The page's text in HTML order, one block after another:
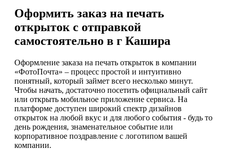
Оформить заказ на печать
открыток с отправкой
самостоятельно в г Кашира
Оформление заказа на печать открыток в компании
«ФотоПочта» – процесс простой и интуитивно
понятный, который займет всего несколько минут.
Чтобы начать, достаточно посетить официальный сайт
или открыть мобильное приложение сервиса. На
платформе доступен широкий спектр дизайнов
открыток на любой вкус и для любого события - будь то
день рождения, знаменательное событие или
корпоративное поздравление с логотипом вашей
компании.